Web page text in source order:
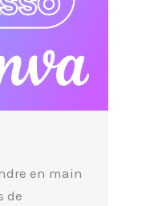
en main
de